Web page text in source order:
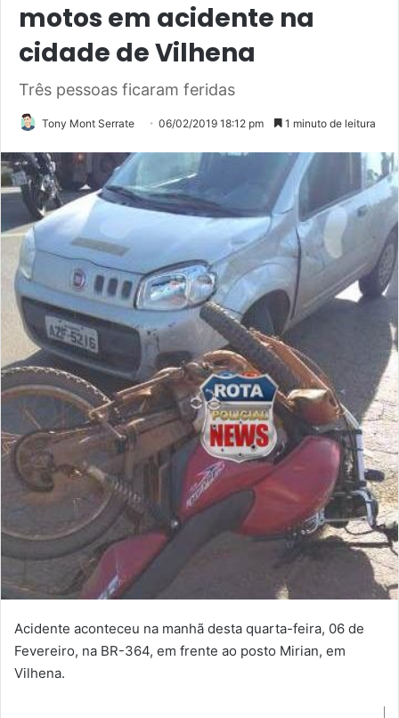
motos em acidente na
cidade de Vilhena
Três pessoas ficaram feridas
Tony Mont Serrate 06/02/2019 18:12 pm 1 minuto de leitura
Acidente aconteceu na manhã desta quarta-feira, 06 de
Fevereiro, na BR-364, em frente ao posto Mirian, em
Vilhena.